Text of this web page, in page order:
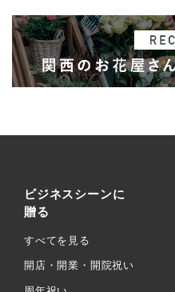
ビジネスシーンに
贈る
すべてを見る
開店・開業・開院祝い